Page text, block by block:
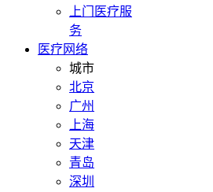
上门医疗服
务
医疗网络
城市
北京
广州
上海
天津
青岛
深圳